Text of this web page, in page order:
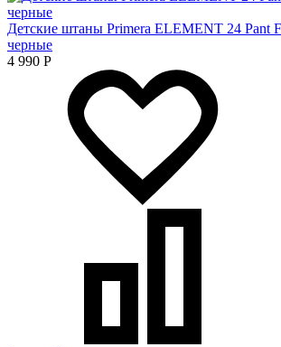
Детские штаны Primera ELEMENT 24 Pant
черные
4 990 Р